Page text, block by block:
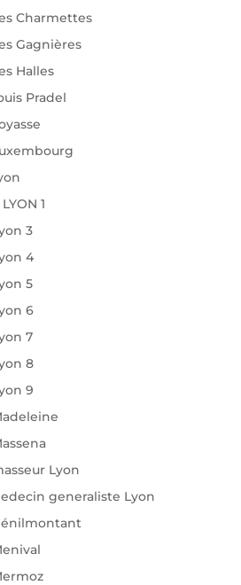
Charmettes
Gagnières
Halles
Pradel
1
3
4
5
6
7
8
9
Lyon
generaliste Lyon